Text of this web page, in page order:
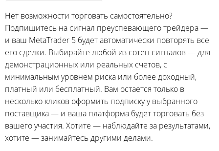
Нет возможности торговать самостоятельно?
Подпишитесь на сигнал преуспевающего трейдера —
и ваш MetaTrader 5 будет автоматически повторять все
его сделки. Выбирайте любой из сотен сигналов — для
демонстрационных или реальных счетов, с
минимальным уровнем риска или более доходный,
платный или бесплатный. Вам остается только в
несколько кликов оформить подписку у выбранного
поставщика — и ваша платформа будет торговать без
вашего участия. Хотите — наблюдайте за результатами,
хотите — занимайтесь другими делами.